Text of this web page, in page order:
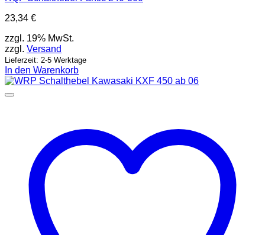
23,34 €
zzgl. 19% MwSt.
zzgl. Versand
Lieferzeit: 2-5 Werktage
In den Warenkorb